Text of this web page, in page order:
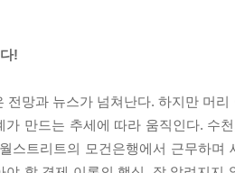
!
망과 뉴스가 넘쳐난다. 하지만 머
만드는 추세에 따라 움직인다. 수
스트리트의 모건은행에서 근무하